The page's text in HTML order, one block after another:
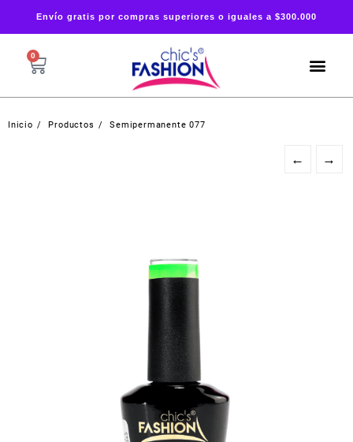
Envío gratis por compras superiores o iguales a $300.000
0
Inicio Productos Semipermanente 077
← →